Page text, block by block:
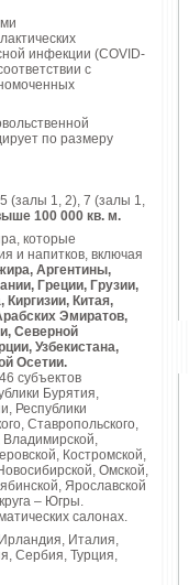
инфекции (COVID-
с
по размеру
(залы 1, 2), 7 (залы 1,
100 000 кв. м.
которые
и напитков, включая
Аргентины,
Греции, Грузии,
Китая,
Эмиратов,
Северной
Узбекистана,
Осетии.
субъектов
Бурятия,
Республики
Ставропольского,
Владимирской,
Костромской,
Омской,
Ярославской
– Югры.
салонах.
Италия,
Сербия, Турция,